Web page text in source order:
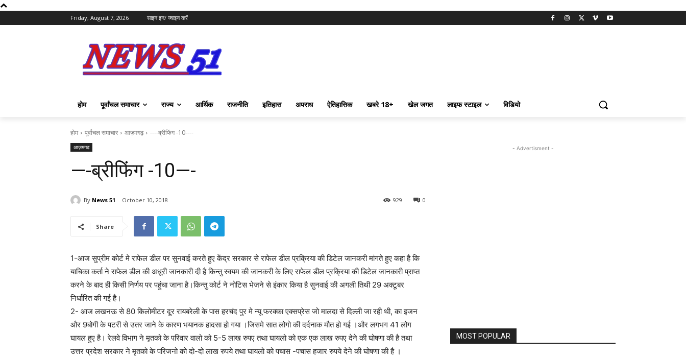
Friday, August 7, 2026 साइन इन/ ज्वाइन करें
होम पूर्वांचल समाचार राज्य आर्थिक राजनीति इतिहास अपराध ऐतिहासिक खबरे 18+ खेल जगत लाइफ स्टाइल विडियो
होम पूर्वांचल समाचार आज़मगढ़ ----ब्रीफिंग -10----
आज़मगढ़
—-ब्रीफिंग -10—-
By News 51 October 10, 2018 0
929
Share
1-आज सुप्रीम कोर्ट मे राफेल डील पर सुनवाई करते हुए केंद्र सरकार से राफेल डील प्रक्रिया की डिटेल जानकरी मांगते हुए कहा है कि
याचिका कर्ता ने राफेल डील की अधूरी जानकारी दी है किन्तु स्वयम की जानकरी के लिए राफेल डील प्रक्रिया की डिटेल जानकारी प्राप्त
करने के बाद ही किसी निर्णय पर पहुंचा जाना है।किन्तु कोर्ट ने नोटिस भेजने से इंकार किया है सुनवाई की अगली तिथी 29 अक्टूबर
निर्धारित की गई है।
2- आज लखनऊ से 80 किलोमीटर दूर रायबरेली के पास हरचंद पुर मे न्यू फरक्का एक्सप्रेस जो मालदा से दिल्ली जा रही थी, का इजन
और 9बोगी के पटरी से उतर जाने के कारण भयानक हादसा हो गया ।जिसमे सात लोगो की दर्दनाक मौत हो गई ।और लगभग 41 लोग
घायल हुए है। रेलवे विभाग ने मृतको के परिवार वालो को 5-5 लाख रुपए तथा घायलो को एक एक लाख रुपए देने की घोषणा की है तथा
उत्तर प्रदेश सरकार ने मृतको के परिजनो को दो-दो लाख रुपये तथा घायलो को पचास -पचास हजार रुपये देने की घोषणा की है ।
- Advertisment -
MOST POPULAR